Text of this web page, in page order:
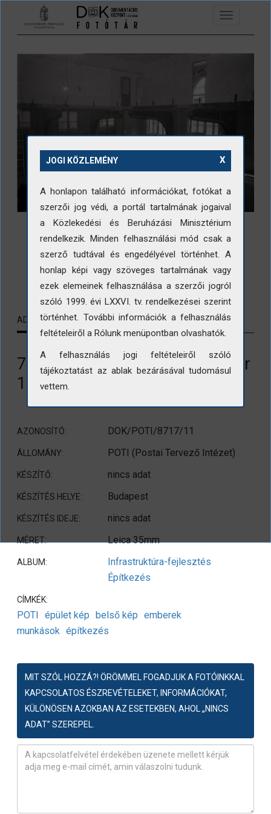
Ugrás a tartalomra
Toggle
navigation
LETÖLTÉS
ADATLAP KAPCSOLÓDÓ TARTALMAK
72.-es számú posta. Baross tér
11/c
AZONOSÍTÓ: DOK/POTI/8717/11
ÁLLOMÁNY: POTI (Postai Tervező Intézet)
KÉSZÍTŐ: nincs adat
KÉSZÍTÉS HELYE: Budapest
KÉSZÍTÉS IDEJE: nincs adat
MÉRET: Leica 35mm
ALBUM:
Infrastruktúra-fejlesztés
Építkezés
CÍMKÉK:
POTI épület kép belső kép emberek
munkások építkezés
MIT SZÓL HOZZÁ?! ÖRÖMMEL FOGADJUK A FOTÓINKKAL
KAPCSOLATOS ÉSZREVÉTELEKET, INFORMÁCIÓKAT,
KÜLÖNÖSEN AZOKBAN AZ ESETEKBEN, AHOL „NINCS
ADAT” SZEREPEL.
X
JOGI KÖZLEMÉNY
A honlapon található információkat, fotókat a
szerzői jog védi, a portál tartalmának jogaival
a Közlekedési és Beruházási Minisztérium
rendelkezik. Minden felhasználási mód csak a
szerző tudtával és engedélyével történhet. A
honlap képi vagy szöveges tartalmának vagy
ezek elemeinek felhasználása a szerzői jogról
szóló 1999. évi LXXVI. tv. rendelkezései szerint
történhet. További információk a felhasználás
feltételeiről a Rólunk menüpontban olvashatók.
A felhasználás jogi feltételeiről szóló
tájékoztatást az ablak bezárásával tudomásul
vettem.